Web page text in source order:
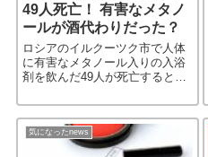
49人死亡！ 有害なメタノ
ールが酒代わりだった？
ロシアのイルクーツク市で人体
に有害なメタノール入りの入浴
剤を飲んだ49人が死亡するとい
れを受け、市は「非常事態宣
言」を出した。
気になったnews